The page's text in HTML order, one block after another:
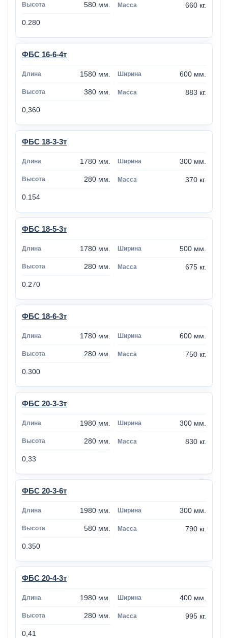
580 мм. 660 кг.
0.280
ФБС 16-6-4т
1580 мм. 600 мм.
380 мм. 883 кг.
0,360
ФБС 18-3-3т
1780 мм. 300 мм.
280 мм. 370 кг.
0.154
ФБС 18-5-3т
1780 мм. 500 мм.
280 мм. 675 кг.
0.270
ФБС 18-6-3т
1780 мм. 600 мм.
280 мм. 750 кг.
0.300
ФБС 20-3-3т
1980 мм. 300 мм.
280 мм. 830 кг.
0,33
ФБС 20-3-6т
1980 мм. 300 мм.
580 мм. 790 кг.
0.350
ФБС 20-4-3т
1980 мм. 400 мм.
280 мм. 995 кг.
0,41